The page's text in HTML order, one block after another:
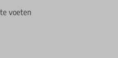
voeten